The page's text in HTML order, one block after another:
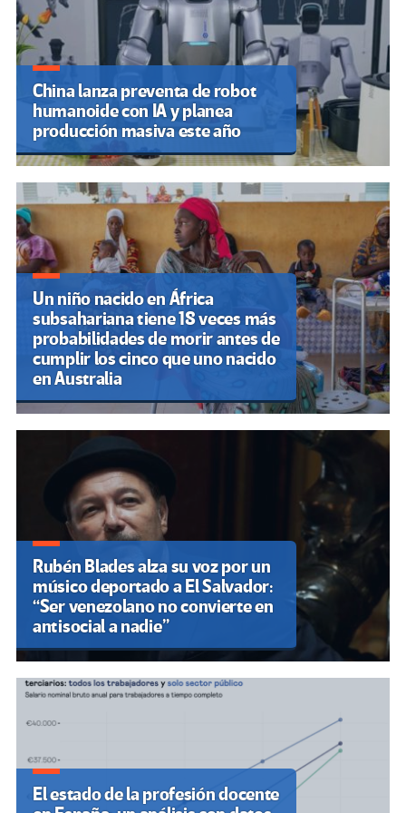
China lanza preventa de robot
humanoide con IA y planea
producción masiva este año
Un niño nacido en África
subsahariana tiene 18 veces más
probabilidades de morir antes de
cumplir los cinco que uno nacido
en Australia
Rubén Blades alza su voz por un
músico deportado a El Salvador:
“Ser venezolano no convierte en
antisocial a nadie”
El estado de la profesión docente